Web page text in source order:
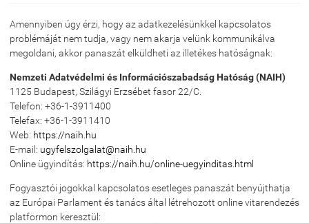
Amennyiben úgy érzi, hogy az adatkezelésünkkel kapcsolatos
problémáját nem tudja, vagy nem akarja velünk kommunikálva
megoldani, akkor panaszát elküldheti az illetékes hatóságnak:
Nemzeti Adatvédelmi és Információszabadság Hatóság (NAIH)
1125 Budapest, Szilágyi Erzsébet fasor 22/C.
Telefon: +36-1-3911400
Telefax: +36-1-3911410
Web: https://naih.hu
E-mail: ugyfelszolgalat@naih.hu
Online ügyindítás: https://naih.hu/online-uegyinditas.html
Fogyasztói jogokkal kapcsolatos esetleges panaszát benyújthatja
az Európai Parlament és tanács által létrehozott online vitarendezés
platformon keresztül: